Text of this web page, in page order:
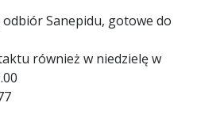
odbiór Sanepidu, gotowe do
również w niedzielę w